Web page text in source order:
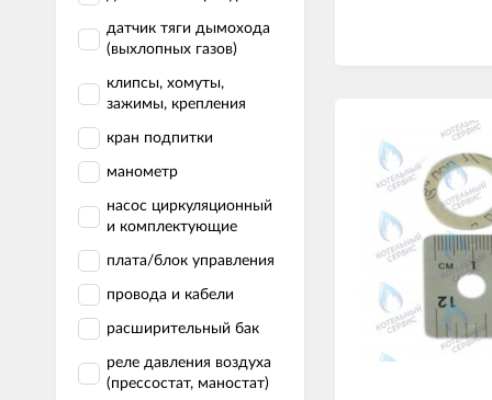
датчик тяги дымохода
(выхлопных газов)
клипсы, хомуты,
зажимы, крепления
кран подпитки
манометр
насос циркуляционный
и комплектующие
плата/блок управления
провода и кабели
расширительный бак
реле давления воздуха
(прессостат, маностат)